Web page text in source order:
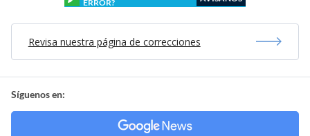
ERROR?
Revisa nuestra página de correcciones
Síguenos en: